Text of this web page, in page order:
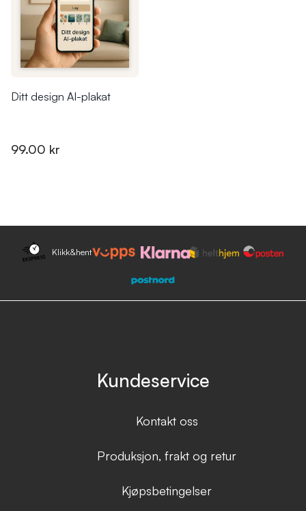
Ditt design AI-plakat
99.00 kr
Klikk&hent
Kundeservice
Kontakt oss
Produksjon, frakt og retur
Kjøpsbetingelser